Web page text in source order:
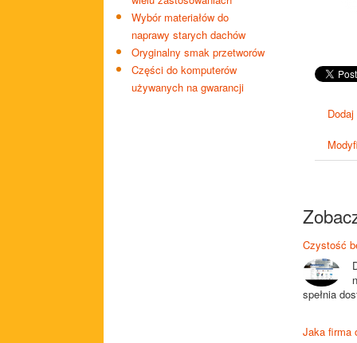
Wybór materiałów do
naprawy starych dachów
Oryginalny smak przetworów
Części do komputerów
używanych na gwarancji
Czystość
spełnia
Jaka firma